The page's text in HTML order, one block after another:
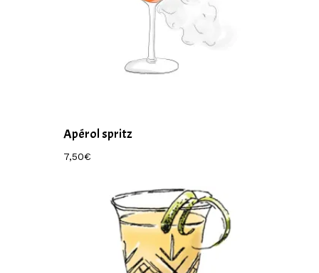
Apérol spritz
7,50€
7,50